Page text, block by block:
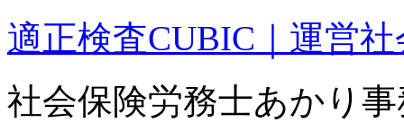
適正検査CUBIC｜運営
社会保険労務士あかり